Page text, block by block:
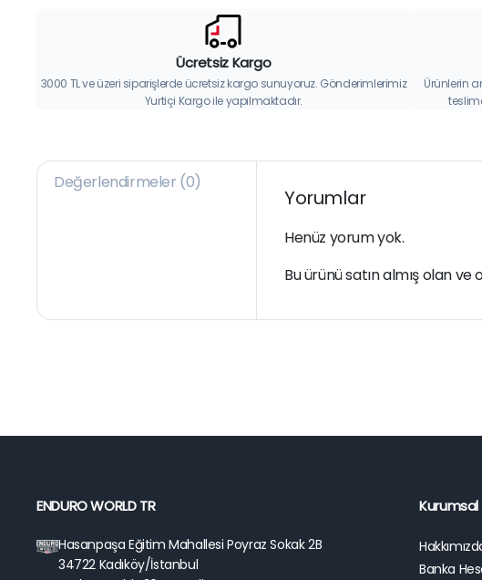
Ücretsiz Kargo
3000 TL ve üzeri siparişlerde ücretsiz kargo sunuyoruz. Gönderimlerimiz
Yurtiçi Kargo ile yapılmaktadır.
Ürünlerin
Değerlendirmeler (0)
Yorumlar
Henüz yorum yok.
Bu ürünü satın almış olan
ENDURO WORLD TR
Hasanpaşa Eğitim Mahallesi Poyraz Sokak 2B
34722 Kadıköy/İstanbul
Kurumsal
Banka